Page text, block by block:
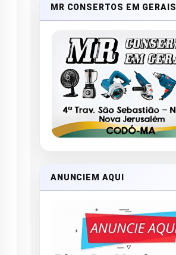
MR CONSERTOS EM GERAIS
ANUNCIEM AQUI